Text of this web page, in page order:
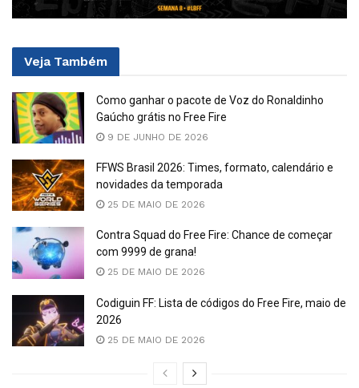
Veja Também
Como ganhar o pacote de Voz do Ronaldinho
Gaúcho grátis no Free Fire
9 DE JUNHO DE 2026
FFWS Brasil 2026: Times, formato, calendário e
novidades da temporada
25 DE MAIO DE 2026
Contra Squad do Free Fire: Chance de começar
com 9999 de grana!
25 DE MAIO DE 2026
Codiguin FF: Lista de códigos do Free Fire, maio de
2026
25 DE MAIO DE 2026